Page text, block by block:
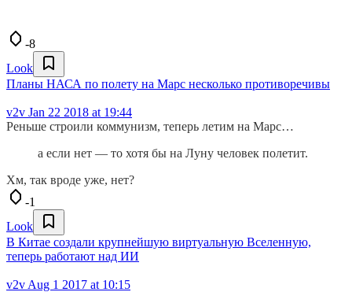
-8
Look
Планы НАСА по полету на Марс несколько противоречивы
v2v Jan 22 2018 at 19:44
Реньше строили коммунизм, теперь летим на Марс…
а если нет — то хотя бы на Луну человек полетит.
Хм, так вроде уже, нет?
-1
Look
В Китае создали крупнейшую виртуальную Вселенную,
теперь работают над ИИ
v2v Aug 1 2017 at 10:15